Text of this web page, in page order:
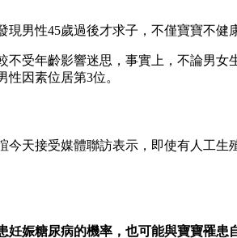
男性45歲過後才求子，不僅寶寶不健
受年齡影響迷思，事實上，不論男
因素位居第3位。
今天接受媒體聯訪表示，即使有人工
妊娠糖尿病的機率，也可能與寶寶罹患